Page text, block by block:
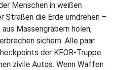
Menschen in weißen
Straßen die Erde umdrehen –
Massengräbern holen,
sichern. Alle paar
der KFOR-Truppe
zivile Autos. Wenn Waffen